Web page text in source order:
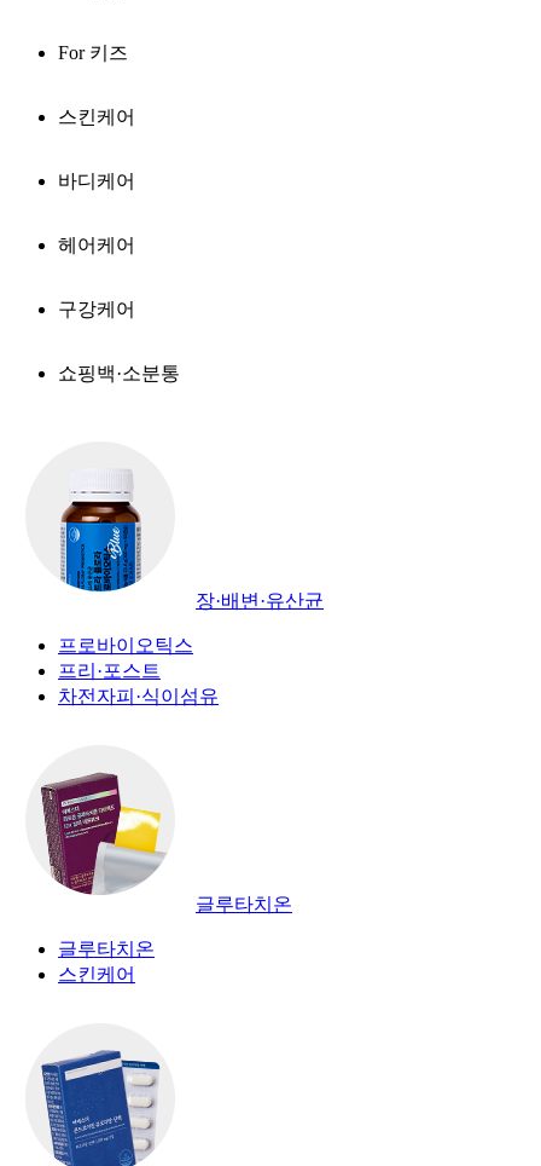
For 키즈
스킨케어
바디케어
헤어케어
구강케어
쇼핑백·소분통
장·배변·유산균
프로바이오틱스
프리·포스트
차전자피·식이섬유
글루타치온
글루타치온
스킨케어